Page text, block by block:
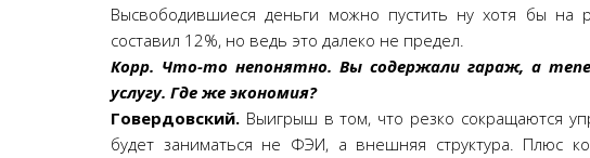
Высвободившиеся деньги можно пустить ну хотя бы
составил 12%, но ведь это далеко не предел.
Корр. Что-то непонятно. Вы содержали гараж, а
услугу. Где же экономия?
Говердовский. Выигрыш в том, что резко сокращаются
будет заниматься не ФЭИ, а внешняя структура. Плюс